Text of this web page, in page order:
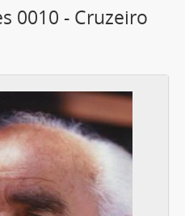
0010 - Cruzeiro